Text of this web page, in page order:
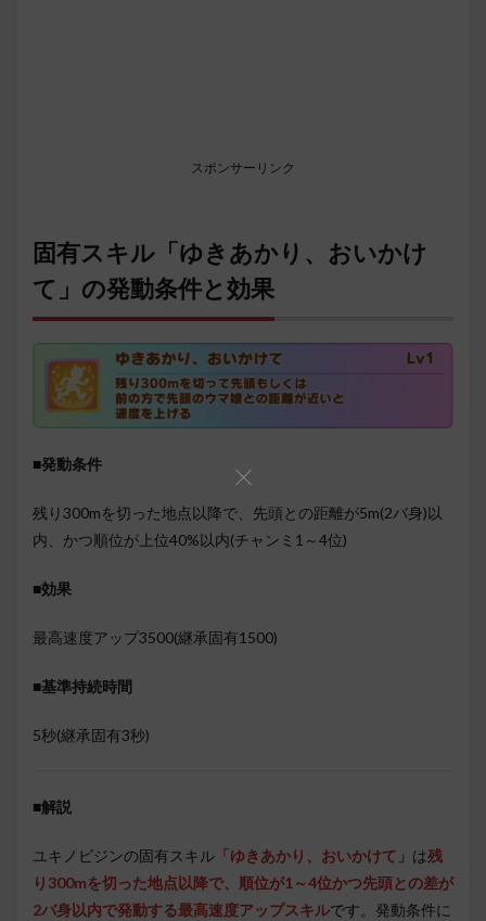
スポンサーリンク
固有スキル「ゆきあかり、おいかけ
て」の発動条件と効果
■発動条件
残り300mを切った地点以降で、先頭との距離が5m(2バ身)以
内、かつ順位が上位40%以内(チャンミ1～4位)
■効果
最高速度アップ3500(継承固有1500)
■基準持続時間
5秒(継承固有3秒)
■解説
ユキノビジンの固有スキル 「ゆきあかり、おいかけて」 は残
り300mを切った地点以降で、順位が1～4位かつ先頭との差が
2バ身以内で発動する最高速度アップスキルです。発動条件に